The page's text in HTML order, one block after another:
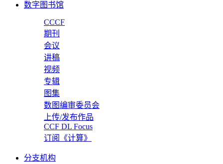
数字图书馆
CCCF
期刊
会议
讲稿
视频
专辑
图集
数图编审委员会
上传/发布作品
CCF DL Focus
订阅《计算》
分支机构